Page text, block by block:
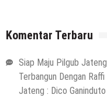
Komentar Terbaru
Siap Maju Pilgub
Terbangun Dengan
Jateng : Dico